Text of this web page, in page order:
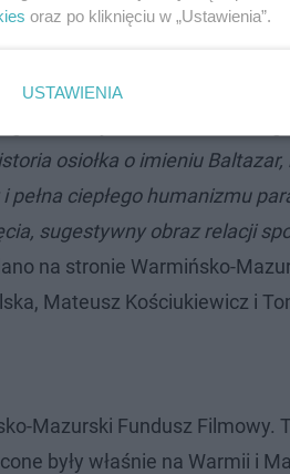
do klasyki kina -
osiołka o imieniu
pełna ciepłego humanizmu
sugestywny obraz relacji
na stronie Warmińsko-
Mateusz Kościukiewicz i
Mazurski Fundusz Filmowy.
były właśnie na Warmii i
oraz po kliknięciu w „Ustawienia”.
USTAWIENIA